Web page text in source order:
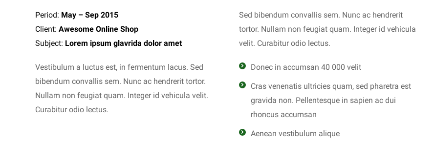
Period: May – Sep 2015
Client: Awesome Online Shop
Subject: Lorem ipsum glavrida dolor amet
Vestibulum a luctus est, in fermentum lacus. Sed
bibendum convallis sem. Nunc ac hendrerit tortor.
Nullam non feugiat quam. Integer id vehicula velit.
Curabitur odio lectus.
Sed bibendum convallis sem. Nunc ac hendrerit
tortor. Nullam non feugiat quam. Integer id vehicula
velit. Curabitur odio lectus.
Donec in accumsan 40 000 velit
Cras venenatis ultricies quam, sed pharetra est
gravida non. Pellentesque in sapien ac dui
rhoncus accumsan
Aenean vestibulum alique